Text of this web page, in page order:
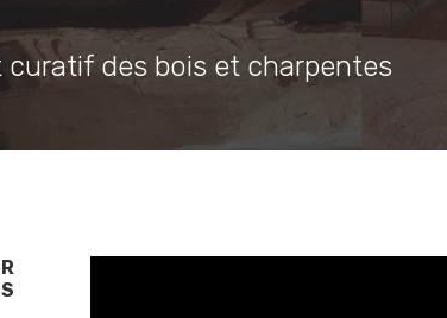
des bois et charpentes